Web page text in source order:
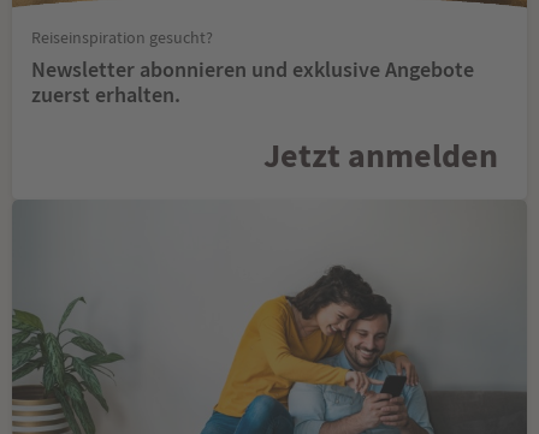
Reiseinspiration gesucht?
Newsletter abonnieren und exklusive Angebote
zuerst erhalten.
Jetzt anmelden